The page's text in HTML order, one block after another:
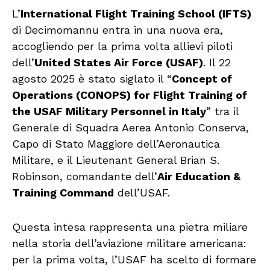
L’International Flight Training School (IFTS)
di Decimomannu entra in una nuova era,
accogliendo per la prima volta allievi piloti
dell’United States Air Force (USAF). Il 22
agosto 2025 è stato siglato il “Concept of
Operations (CONOPS) for Flight Training of
the USAF Military Personnel in Italy” tra il
Generale di Squadra Aerea Antonio Conserva,
Capo di Stato Maggiore dell’Aeronautica
Militare, e il Lieutenant General Brian S.
Robinson, comandante dell’Air Education &
Training Command dell’USAF.
Questa intesa rappresenta una pietra miliare
nella storia dell’aviazione militare americana:
per la prima volta, l’USAF ha scelto di formare